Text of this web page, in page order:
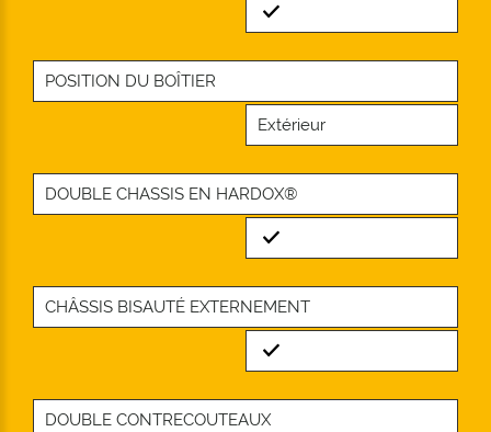
Standard
POSITION DU BOÎTIER
Extérieur
DOUBLE CHASSIS EN HARDOX®
Standard
CHÂSSIS BISAUTÉ EXTERNEMENT
Standard
DOUBLE CONTRECOUTEAUX